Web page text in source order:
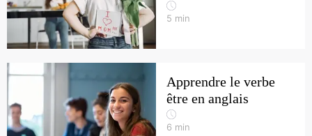
5 min
Apprendre le verbe
être en anglais
6 min